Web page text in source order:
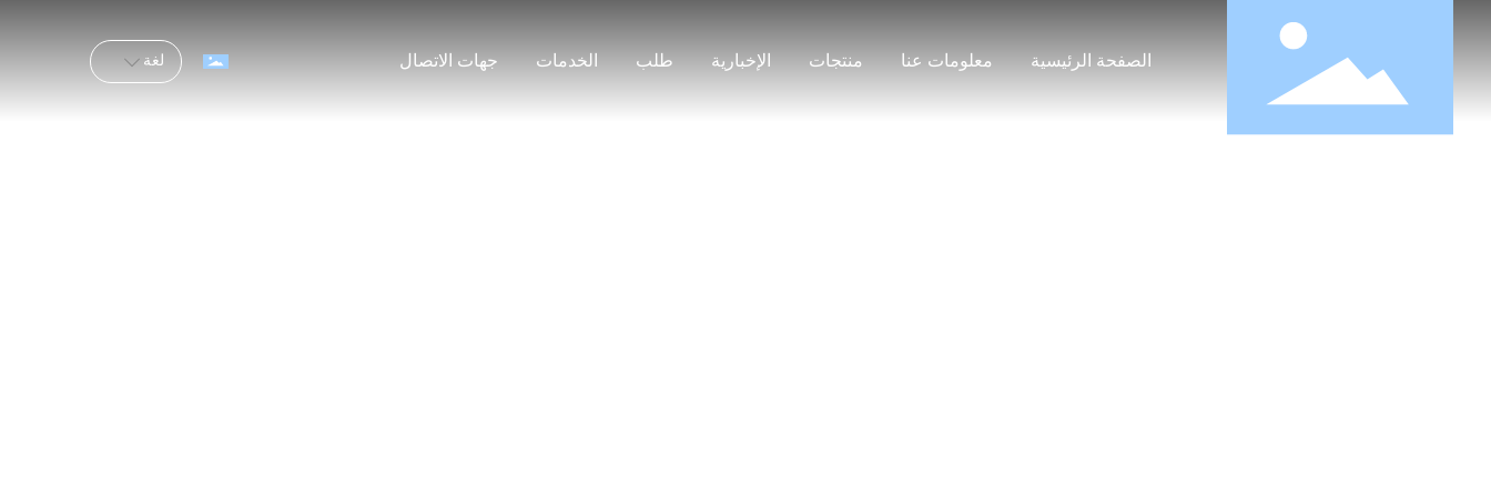
الصفحة الرئيسية معلومات عنا منتجات الإخبارية طلب الخدمات جهات الاتصال لغة